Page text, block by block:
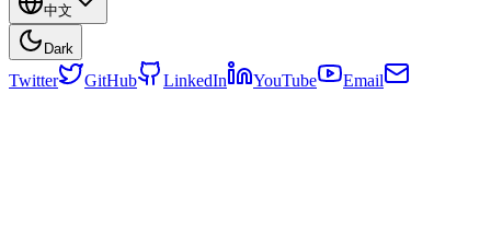
中文
Dark
Twitter GitHub LinkedIn YouTube Email